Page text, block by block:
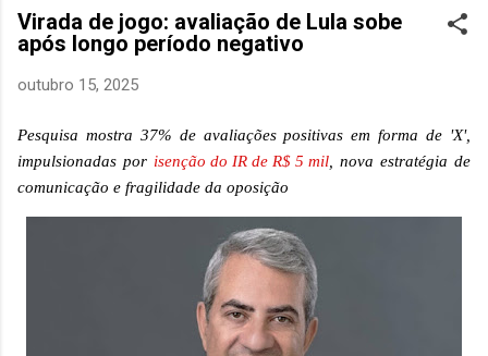
Virada de jogo: avaliação de Lula sobe
após longo período negativo
outubro 15, 2025
Pesquisa mostra 37% de avaliações positivas em forma de 'X',
impulsionadas por isenção do IR de R$ 5 mil, nova estratégia de
comunicação e fragilidade da oposição